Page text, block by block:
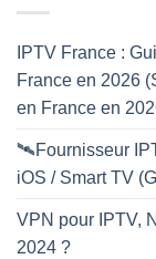
IPTV France :
France en 2026
en France en
🛰️Fournisseur
iOS / Smart TV
VPN pour IPTV,
2024 ?